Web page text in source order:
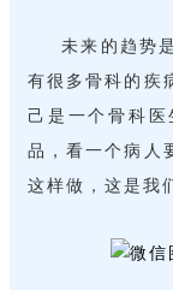
未来的趋势
有很多骨科的疾
己是一个骨科
品，看一个病人
这样做，这是我